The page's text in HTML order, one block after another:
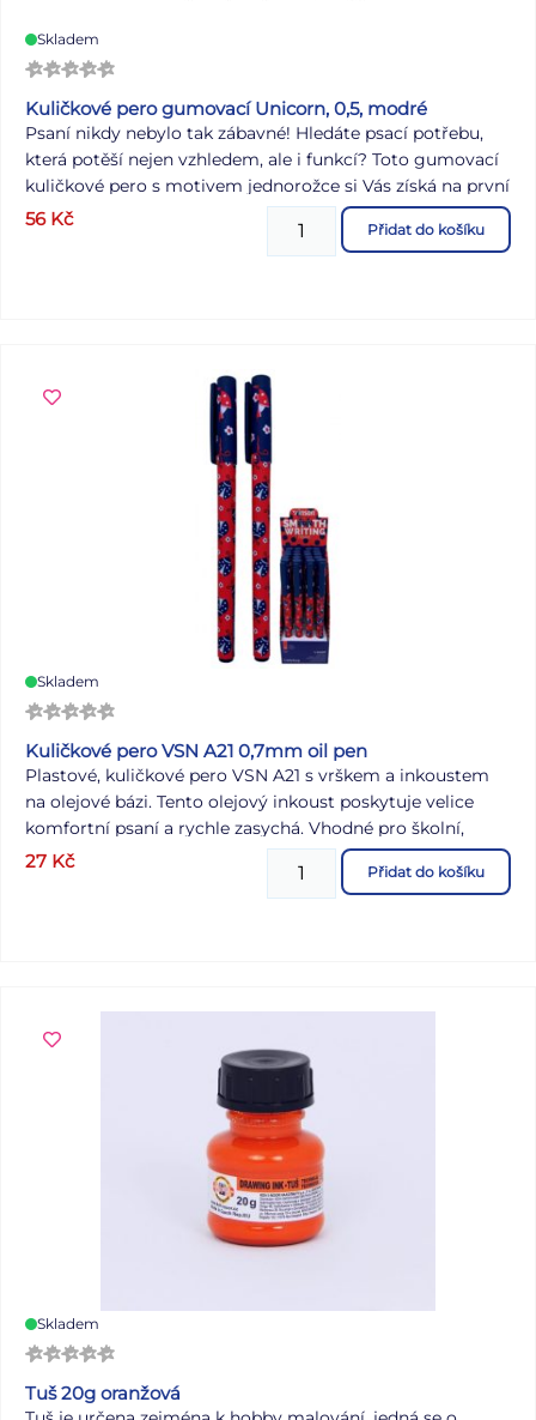
Skladem
Kuličkové pero gumovací Unicorn, 0,5, modré
Psaní nikdy nebylo tak zábavné! Hledáte psací potřebu,
která potěší nejen vzhledem, ale i funkcí? Toto gumovací
kuličkové pero s motivem jednorožce si Vás získá na první
pohled. Pero má tenký hrot o šířce 0,5 mm, který zajišťuje
plynulé a přesné psaní. Díky speciálnímu inkoustu lze
celého pera. Každý detail je promyšlen tak, aby psaní
nebylo jen nutností, ale skutečným potěšením. Hrot: 0,5
mm Motiv: jednorožec, duha Počet kusů v balení: 36 ks
Provedení: stiskací mechanismus Náplň: 5400196
gumovací modrá VAROVÁNÍ: Nevhodné pro děti do 3 let.
Nebezpečí vdechnutí a spolknutí malých částic.
Dodáváme v mixu 5 barev dle aktuální skladové
dostupnosti. Uvedená cena je za 1 ks.
56 Kč Přidat do košíku
Skladem
Kuličkové pero VSN A21 0,7mm oil pen
Plastové, kuličkové pero VSN A21 s vrškem a inkoustem
na olejové bázi. Tento olejový inkoust poskytuje velice
komfortní psaní a rychle zasychá. Vhodné pro školní,
kancelářské, ale i domácí použití. Hrot: 0,7 mm Motiv:
berušky Provedení: s vrškem Barva: červená/modrá Počet
27 Kč Přidat do košíku
Skladem
Tuš 20g oranžová